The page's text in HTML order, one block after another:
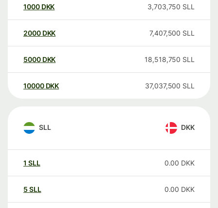
1000 DKK 3,703,750 SLL
2000 DKK 7,407,500 SLL
5000 DKK 18,518,750 SLL
10000 DKK 37,037,500 SLL
SLL DKK
1 SLL 0.00 DKK
5 SLL 0.00 DKK